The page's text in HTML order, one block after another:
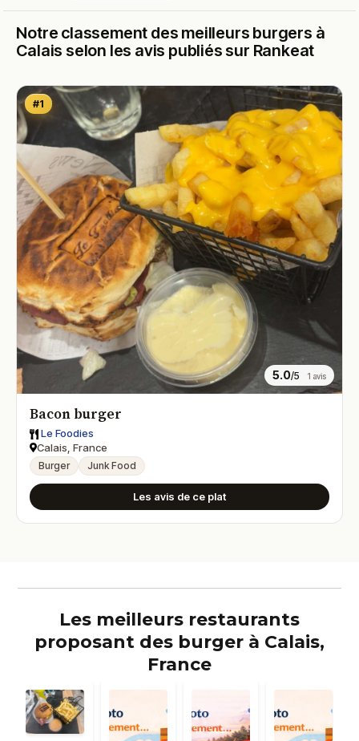
Notre classement des meilleurs burgers à
Calais selon les avis publiés sur Rankeat
#1
5.0/5 1 avis
Bacon burger
Le Foodies
Calais, France
Burger Junk Food
Les avis de ce plat
Les meilleurs restaurants
proposant des burger à Calais,
France